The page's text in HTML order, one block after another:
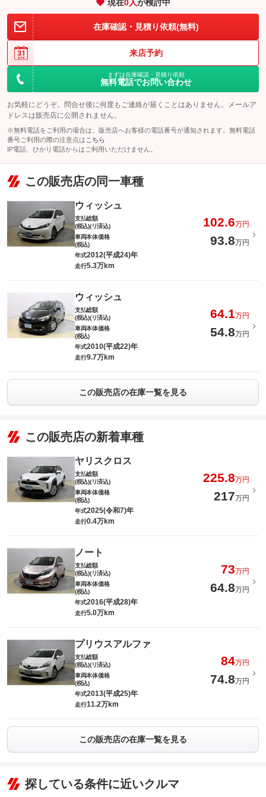
現在0人が検討中
在庫確認・見積り依頼(無料)
来店予約
まずは在庫確認・見積り依頼
無料電話でお問い合わせ
お気軽にどうぞ。問合せ後に何度もご連絡が届くことはありません。メールア
ドレスは販売店に公開されません。
※無料電話をご利用の場合は、販売店へお客様の電話番号が通知されます。無料電話
番号ご利用の際の注意点は こちら
IP電話、ひかり電話からはご利用いただけません。
この販売店の同一車種
ウィッシュ
支払総額
(税込)(リ済込)
102.6万円
車両本体価格
(税込)
93.8万円
年式2012(平成24)年
走行5.3万km
ウィッシュ
支払総額
(税込)(リ済込)
64.1万円
車両本体価格
(税込)
54.8万円
年式2010(平成22)年
走行9.7万km
この販売店の在庫一覧を見る
この販売店の新着車種
ヤリスクロス
支払総額
(税込)(リ済込)
225.8万円
車両本体価格
(税込)
217万円
年式2025(令和7)年
走行0.4万km
ノート
支払総額
(税込)(リ済込)
73万円
車両本体価格
(税込)
64.8万円
年式2016(平成28)年
走行5.0万km
プリウスアルファ
支払総額
(税込)(リ済込)
84万円
車両本体価格
(税込)
74.8万円
年式2013(平成25)年
走行11.2万km
この販売店の在庫一覧を見る
探している条件に近いクルマ